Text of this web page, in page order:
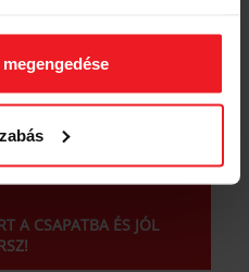
VAN? KERESD:
ZSOLTOT +36 20
2053
VAGY?
A CSAPATBA ÉS JÓL